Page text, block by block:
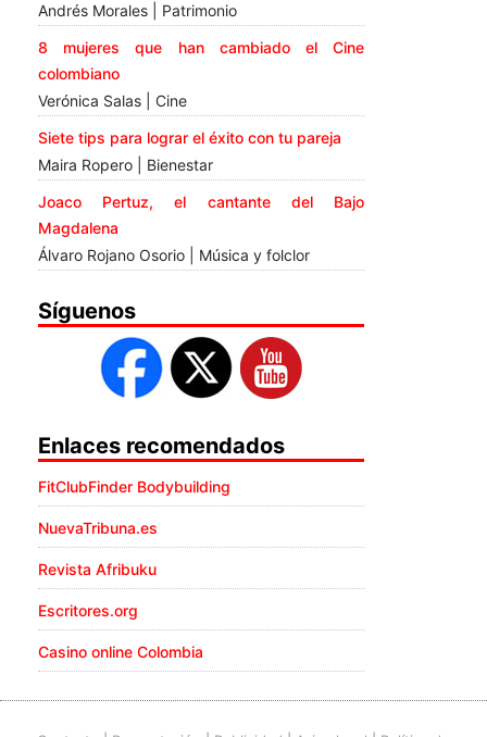
Andrés Morales | Patrimonio
8 mujeres que han cambiado el Cine
colombiano
Verónica Salas | Cine
Siete tips para lograr el éxito con tu pareja
Maira Ropero | Bienestar
Joaco Pertuz, el cantante del Bajo
Magdalena
Álvaro Rojano Osorio | Música y folclor
Síguenos
Enlaces recomendados
FitClubFinder Bodybuilding
NuevaTribuna.es
Revista Afribuku
Escritores.org
Casino online Colombia